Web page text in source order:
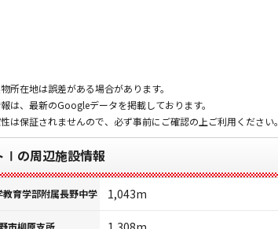
所在地は誤差がある場合があります。
は、最新のGoogleデータを掲載しております。
は保証されませんので、必ず事前にご確認の上ご利用ください。
Ⅰの周辺施設情報
教育学部附属長野中学 1,043m